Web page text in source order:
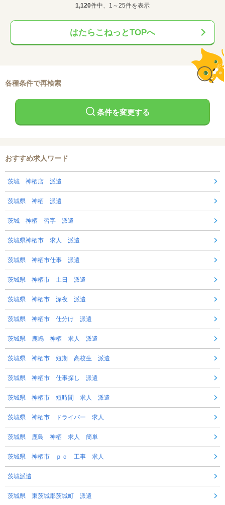
1,120件中、1～25件を表示
はたらこねっとTOPへ
各種条件で再検索
条件を変更する
おすすめ求人ワード
茨城 神栖店 派遣
茨城県 神栖 派遣
茨城 神栖 習字 派遣
茨城県神栖市 求人 派遣
茨城県 神栖市仕事 派遣
茨城県 神栖市 土日 派遣
茨城県 神栖市 深夜 派遣
茨城県 神栖市 仕分け 派遣
茨城県 鹿嶋 神栖 求人 派遣
茨城県 神栖市 短期 高校生 派遣
茨城県 神栖市 仕事探し 派遣
茨城県 神栖市 短時間 求人 派遣
茨城県 神栖市 ドライバー 求人
茨城県 鹿島 神栖 求人 簡単
茨城県 神栖市 ｐｃ 工事 求人
茨城派遣
茨城県 東茨城郡茨城町 派遣